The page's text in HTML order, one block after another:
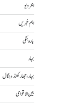
انٹرویو
اہم خبریں
بارہ بنکی
بہار
بہار، جھارکھنڈ و بنگال
بین الاقوامی